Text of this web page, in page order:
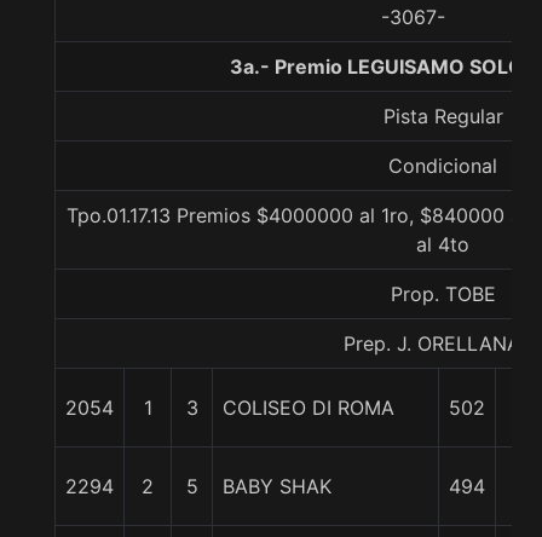
-3067-
3a.- Premio LEGUISAMO SOLO,
Pista Regular
Condicional
Tpo.01.17.13 Premios $4000000 al 1ro, $840000
al 4to
Prop. TOBE
Prep. J. ORELLANA R.
2054 1 3 COLISEO DI ROMA 502
2294 2 5 BABY SHAK 494